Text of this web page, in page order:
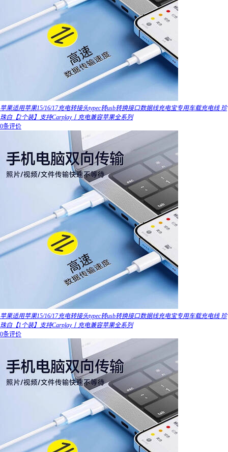
苹果适用苹果15/16/17充电转接头typec转usb转换接口数据线充电宝专用车载充电线 珍
珠白【2个装】支持Carplay丨充电兼容苹果全系列
0条评价
苹果适用苹果15/16/17充电转接头typec转usb转换接口数据线充电宝专用车载充电线 珍
珠白【1个装】支持Carplay丨充电兼容苹果全系列
0条评价